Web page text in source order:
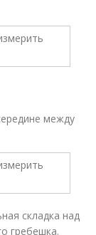
между
складка над
гребешка.